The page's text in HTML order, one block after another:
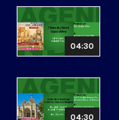
04:30
04:30